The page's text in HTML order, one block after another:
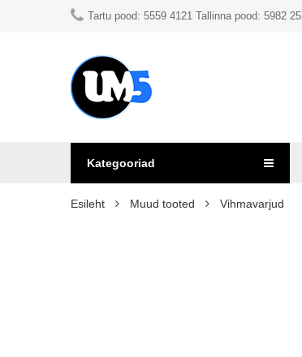
Tartu pood: 5559 4121 Tallinna pood: 5982
Kategooriad
Esileht Muud tooted Vihmavarjud